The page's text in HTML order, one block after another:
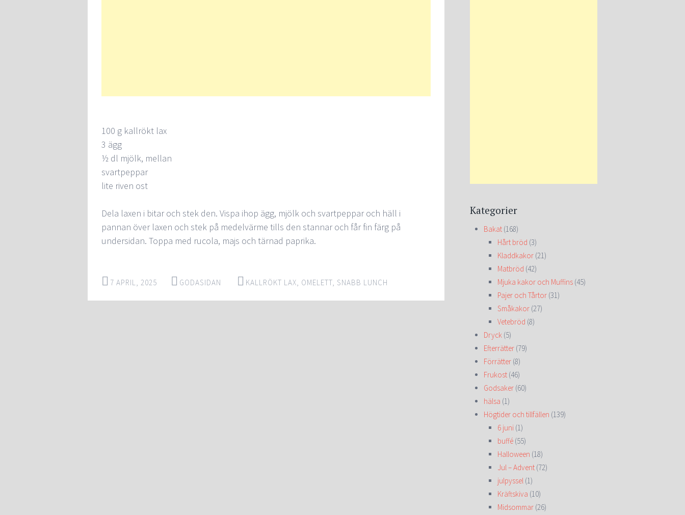
100 g kallrökt lax
3 ägg
½ dl mjölk, mellan
svartpeppar
lite riven ost
Dela laxen i bitar och stek den. Vispa ihop ägg, mjölk och svartpeppar och häll i
pannan över laxen och stek på medelvärme tills den stannar och får fin färg på
undersidan. Toppa med rucola, majs och tärnad paprika.
7 APRIL, 2025 GODASIDAN KALLRÖKT LAX, OMELETT, SNABB LUNCH
Kategorier
Bakat (168)
Hårt bröd (3)
Kladdkakor (21)
Matbröd (42)
Mjuka kakor och Muffins (45)
Pajer och Tårtor (31)
Småkakor (27)
Vetebröd (8)
Dryck (5)
Efterrätter (79)
Förrätter (8)
Frukost (46)
Godsaker (60)
hälsa (1)
Högtider och tillfällen (139)
6 juni (1)
buffé (55)
Halloween (18)
Jul – Advent (72)
julpyssel (1)
Kräftskiva (10)
Midsommar (26)